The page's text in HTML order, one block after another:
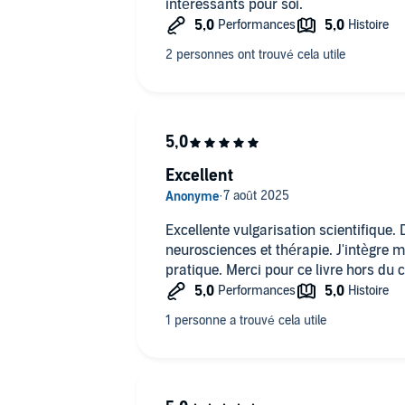
habitudes positives ;
de manière consciente ;
souhaitent prendre le contrôle de leur destinée
intéressants pour soi.
Excellente vulgarisation scientifique.
neurosciences et thérapie. J'intègre
pratique. Merci pour ce livre hors du
Excellent